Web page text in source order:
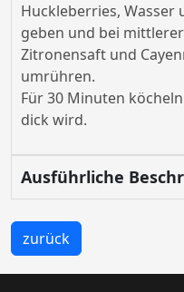
Huckleberries, Wasser
geben und bei
Zitronensaft und
umrühren.
Für 30 Minuten
dick wird.
Ausführliche
zurück